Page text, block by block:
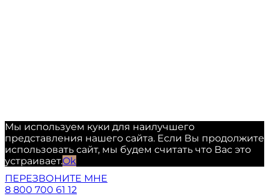
Мы используем куки для наилучшего
представления нашего сайта. Если Вы продолжите
использовать сайт, мы будем считать что Вас это
устраивает.Ok
ПЕРЕЗВОНИТЕ МНЕ
8 800 700 61 12